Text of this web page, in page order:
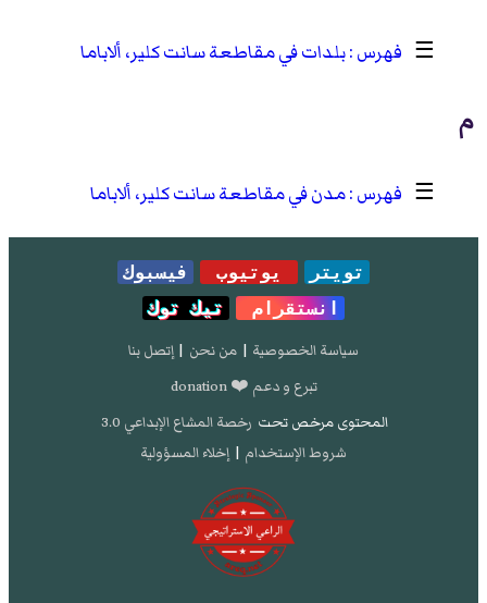
☰ بلدات في مقاطعة سانت كلير، ألاباما
م
☰ مدن في مقاطعة سانت كلير، ألاباما
تويتر يوتيوب
فيسبوك
انستقرام
تيك توك
سياسة الخصوصية | من نحن | إتصل بنا
تبرع و دعم ❤️ donation
المحتوى مرخص تحت رخصة المشاع الإبداعي 3.0
شروط الإستخدام | إخلاء المسؤولية